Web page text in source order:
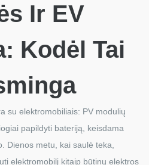
Ir EV
Kodėl Tai
su elektromobiliais: PV modulių
papildyti bateriją, keisdama
Dienos metu, kai saulė teka,
elektromobilį kitaip būtinų elektros